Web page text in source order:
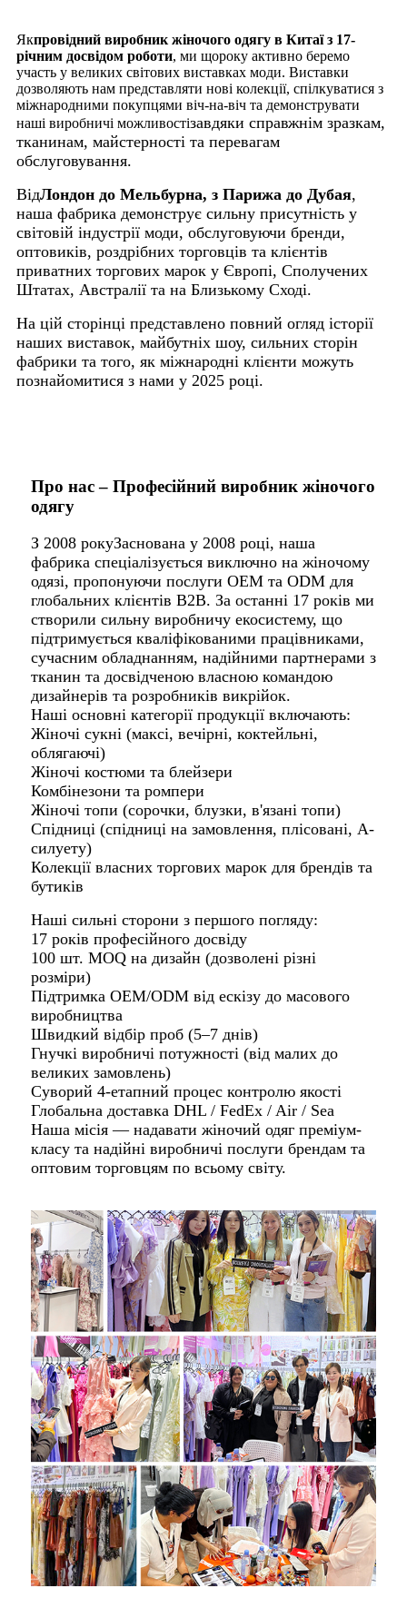
Якпровідний виробник жіночого одягу в Китаї з 17-
річним досвідом роботи, ми щороку активно беремо
участь у великих світових виставках моди. Виставки
дозволяють нам представляти нові колекції, спілкуватися з
міжнародними покупцями віч-на-віч та демонструвати
наші виробничі можливостізавдяки справжнім зразкам,
тканинам, майстерності та перевагам
обслуговування.
ВідЛондон до Мельбурна, з Парижа до Дубая,
наша фабрика демонструє сильну присутність у
світовій індустрії моди, обслуговуючи бренди,
оптовиків, роздрібних торговців та клієнтів
приватних торгових марок у Європі, Сполучених
Штатах, Австралії та на Близькому Сході.
На цій сторінці представлено повний огляд історії
наших виставок, майбутніх шоу, сильних сторін
фабрики та того, як міжнародні клієнти можуть
познайомитися з нами у 2025 році.
Про нас – Професійний виробник жіночого
одягу
З 2008 рокуЗаснована у 2008 році, наша
фабрика спеціалізується виключно на жіночому
одязі, пропонуючи послуги OEM та ODM для
глобальних клієнтів B2B. За останні 17 років ми
створили сильну виробничу екосистему, що
підтримується кваліфікованими працівниками,
сучасним обладнанням, надійними партнерами з
тканин та досвідченою власною командою
дизайнерів та розробників викрійок.
Наші основні категорії продукції включають:
Жіночі сукні (максі, вечірні, коктейльні,
облягаючі)
Жіночі костюми та блейзери
Комбінезони та ромпери
Жіночі топи (сорочки, блузки, в'язані топи)
Спідниці (спідниці на замовлення, плісовані, А-
силуету)
Колекції власних торгових марок для брендів та
бутиків
Наші сильні сторони з першого погляду:
17 років професійного досвіду
100 шт. MOQ на дизайн (дозволені різні
розміри)
Підтримка OEM/ODM від ескізу до масового
виробництва
Швидкий відбір проб (5–7 днів)
Гнучкі виробничі потужності (від малих до
великих замовлень)
Суворий 4-етапний процес контролю якості
Глобальна доставка DHL / FedEx / Air / Sea
Наша місія — надавати жіночий одяг преміум-
класу та надійні виробничі послуги брендам та
оптовим торговцям по всьому світу.